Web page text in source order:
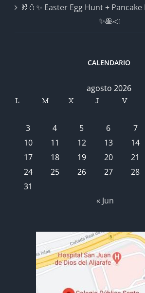
🐰🥚✨ Easter Egg Hunt +
✨🥞📣
CALENDARIO
agosto 2026
L M X J V
3
4 5 6 7
10
11 12 13 14
17
18 19 20 21
24
25 26 27 28
31
« Jun